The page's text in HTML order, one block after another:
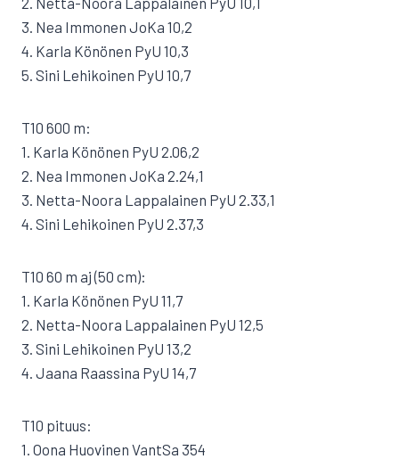
3. Nea Immonen JoKa 10,2
4. Karla Könönen PyU 10,3
5. Sini Lehikoinen PyU 10,7
T10 600 m:
1. Karla Könönen PyU 2.06,2
2. Nea Immonen JoKa 2.24,1
3. Netta-Noora Lappalainen PyU 2.33,1
4. Sini Lehikoinen PyU 2.37,3
T10 60 m aj (50 cm):
1. Karla Könönen PyU 11,7
2. Netta-Noora Lappalainen PyU 12,5
3. Sini Lehikoinen PyU 13,2
4. Jaana Raassina PyU 14,7
T10 pituus:
1. Oona Huovinen VantSa 354